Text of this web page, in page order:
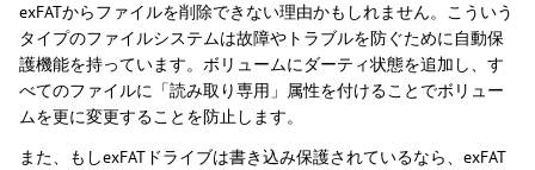
exFATからファイルを削除できない理由かもしれません。こういう
タイプのファイルシステムは故障やトラブルを防ぐために自動保
護機能を持っています。ボリュームにダーティ状態を追加し、す
べてのファイルに「読み取り専用」属性を付けることでボリュー
ムを更に変更することを防止します。
また、もしexFATドライブは書き込み保護されているなら、exFAT